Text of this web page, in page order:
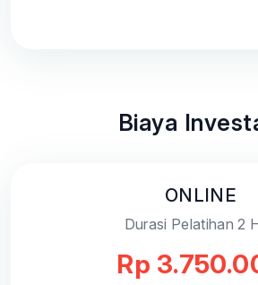
Biaya
ONLINE
Durasi Pelatihan 2
Rp